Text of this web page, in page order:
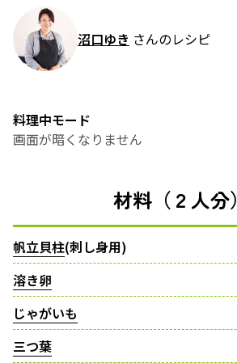
沼口ゆき さんのレシピ
料理中モード
画面が暗くなりません
材料（２人分）
帆立貝柱(刺し身用)
溶き卵
じゃがいも
三つ葉